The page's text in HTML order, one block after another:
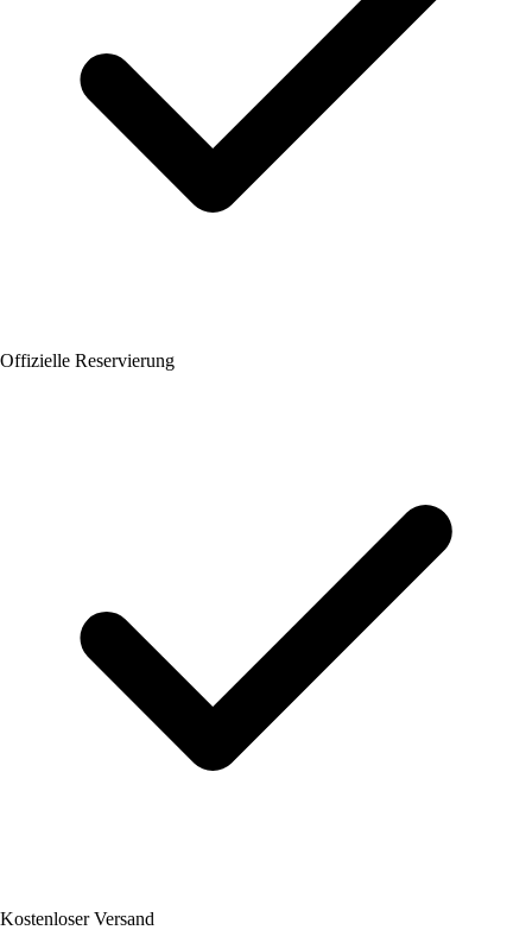
Offizielle Reservierung
Kostenloser Versand